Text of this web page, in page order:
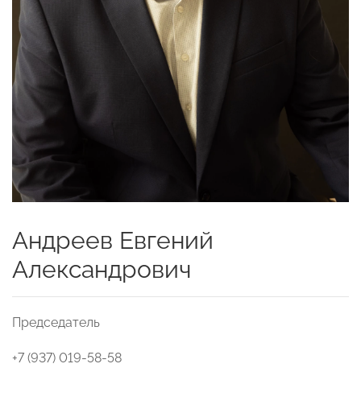
Андреев Евгений
Александрович
Председатель
+7 (937) 019-58-58